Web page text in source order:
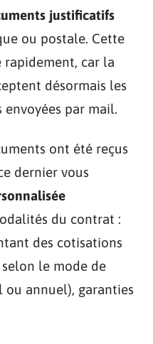
justificatifs
ou postale. Cette
car la
désormais les
envoyées par mail.
ont été reçus
dernier vous
du contrat :
des cotisations
le mode de
ou annuel), garanties